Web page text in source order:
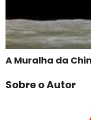
A Muralha da
Sobre o Autor